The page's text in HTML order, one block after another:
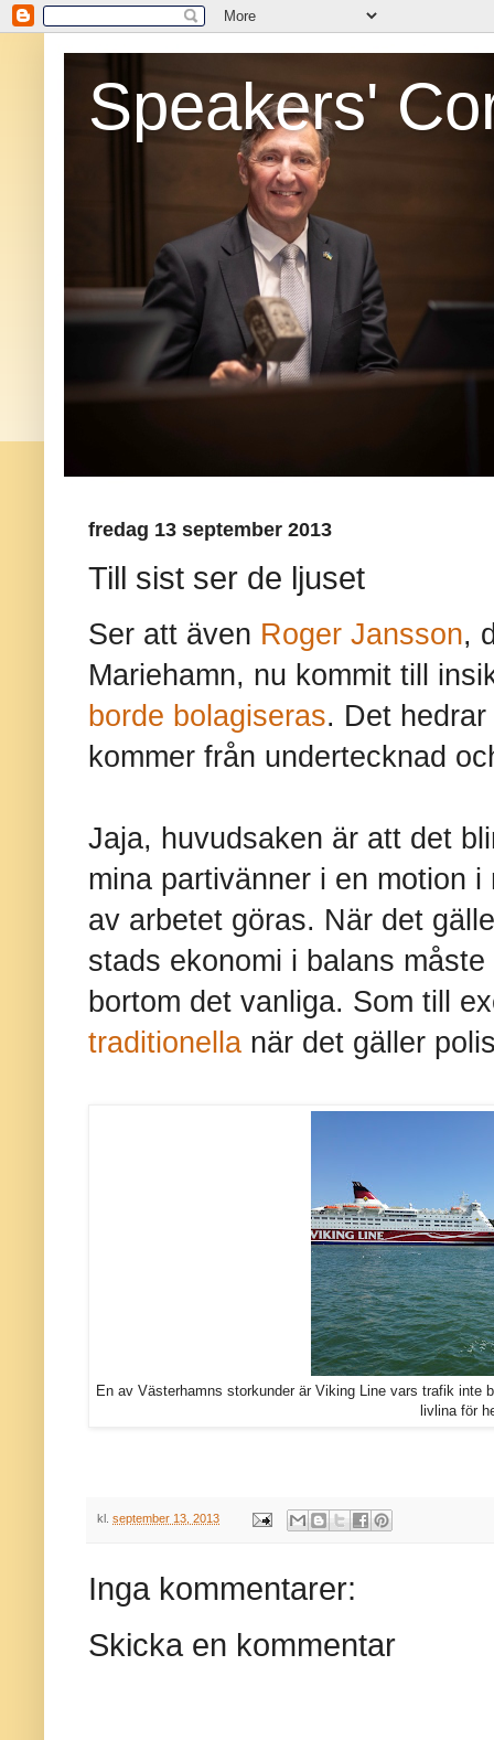
Speakers'
fredag 13 september 2013
Till sist ser de ljuset
Ser att även Roger Jansson,
Mariehamn, nu kommit till
borde bolagiseras. Det
kommer från undertecknad
Jaja, huvudsaken är att det
mina partivänner i en motion
av arbetet göras. När det
stads ekonomi i balans
bortom det vanliga. Som till
traditionella när det gäller
En av Västerhamns storkunder är Viking Line vars trafik inte
livlina för
kl. september 13, 2013
Inga kommentarer:
Skicka en kommentar